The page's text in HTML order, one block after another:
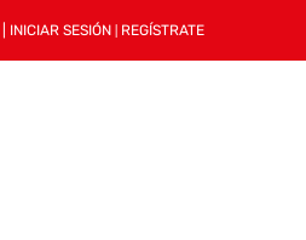
INICIAR SESIÓN REGÍSTRATE